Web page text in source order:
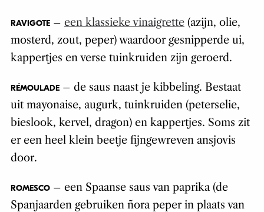
RAVIGOTE– een klassieke vinaigrette(azijn, olie,
mosterd, zout, peper) waardoor gesnipperde ui,
kappertjes en verse tuinkruiden zijn geroerd.
RÉMOULADE– de saus naast je kibbeling. Bestaat
uit mayonaise, augurk, tuinkruiden (peterselie,
bieslook, kervel, dragon) en kappertjes. Soms zit
er een heel klein beetje fijngewreven ansjovis
door.
ROMESCO– een Spaanse saus van paprika (de
Spanjaarden gebruiken ñora peper in plaats van